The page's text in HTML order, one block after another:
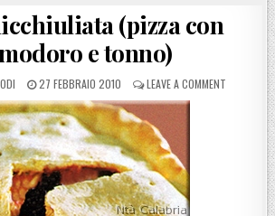
(pizza con
e tonno)
POSTED ON
27 FEBBRAIO 2010 LEAVE A COMMENTON PITTA